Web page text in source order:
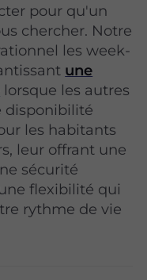
pour qu'un
chercher. Notre
les week-
une
lorsque les autres
disponibilité
les habitants
leur offrant une
sécurité
flexibilité qui
rythme de vie